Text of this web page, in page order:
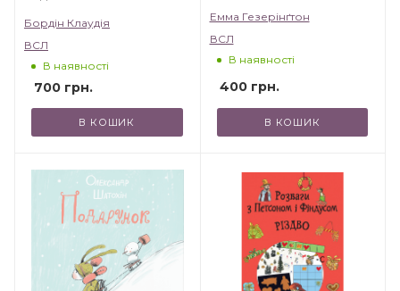
Бордін Клаудія
ВСЛ
В наявності
700 грн.
В КОШИК
Емма Гезерінґтон
ВСЛ
В наявності
400грн.
В КОШИК